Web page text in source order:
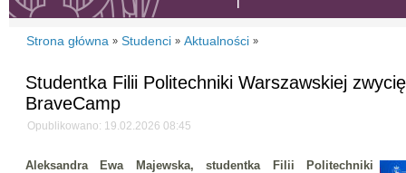
Strona główna » Studenci » Aktualności »
Studentka Filii Politechniki Warszawskiej
BraveCamp
Opublikowano: 19.02.2026 08:45
Aleksandra Ewa Majewska, studentka Filii Politechniki